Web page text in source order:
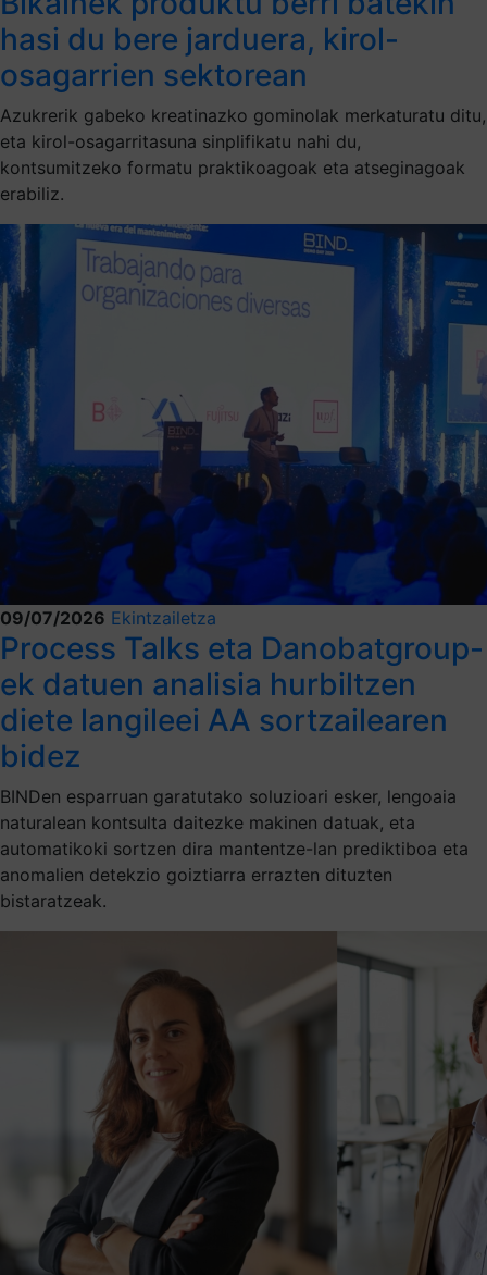
hasi du bere jarduera, kirol-
osagarrien sektorean
Azukrerik gabeko kreatinazko gominolak merkaturatu ditu,
eta kirol-osagarritasuna sinplifikatu nahi du,
kontsumitzeko formatu praktikoagoak eta atseginagoak
erabiliz.
09/07/2026 Ekintzailetza
Process Talks eta Danobatgroup-
ek datuen analisia hurbiltzen
diete langileei AA sortzailearen
bidez
BINDen esparruan garatutako soluzioari esker, lengoaia
naturalean kontsulta daitezke makinen datuak, eta
automatikoki sortzen dira mantentze-lan prediktiboa eta
anomalien detekzio goiztiarra errazten dituzten
bistaratzeak.